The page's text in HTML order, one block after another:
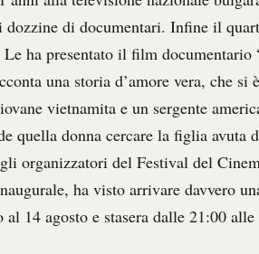
dozzine di documentari. Infine il
ha presentato il film documentario
una storia d’amore vera, che si
vietnamita e un sergente
quella donna cercare la figlia avuta
organizzatori del Festival del
ha visto arrivare davvero
14 agosto e stasera dalle 21:00 alle